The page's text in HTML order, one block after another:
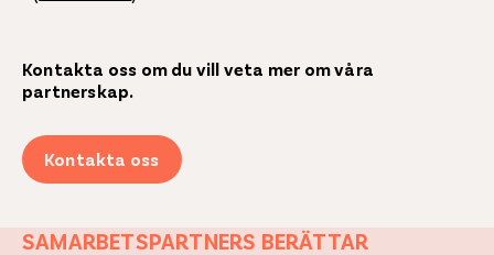
Kontakta oss om du vill veta mer om våra
partnerskap.
Kontakta oss
SAMARBETSPARTNERS BERÄTTAR